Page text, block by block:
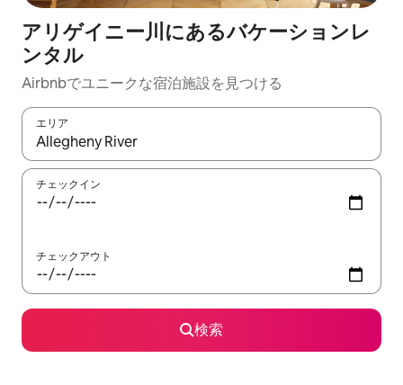
アリゲイニー川にあるバケーションレ
ンタル
Airbnbでユニークな宿泊施設を見つける
エリア
検索結果が表示されたら、上下の矢印キーを使って移動するか
チェックイン
チェックアウト
検索